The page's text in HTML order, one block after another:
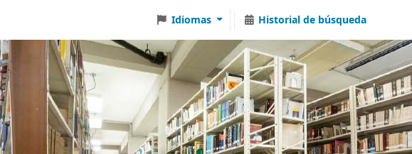
Idiomas Historial de búsqueda